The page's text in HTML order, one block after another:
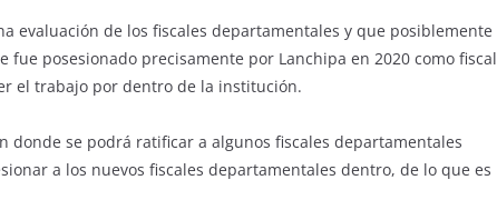
evaluación de los fiscales departamentales y que posiblemente
fue posesionado precisamente por Lanchipa en 2020 como fiscal
el trabajo por dentro de la institución.
donde se podrá ratificar a algunos fiscales departamentales
a los nuevos fiscales departamentales dentro, de lo que es